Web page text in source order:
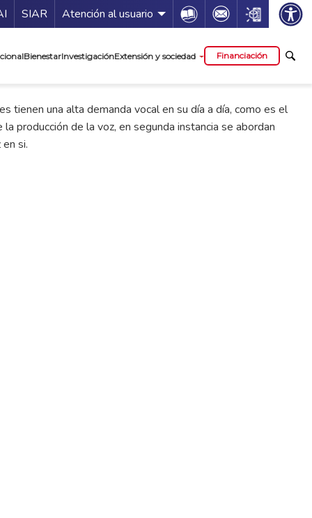
de servicios
SIAR Atención al usuario Icon Icon Icon
BienestarInvestigaciónExtensión y sociedad Financiación
tienen una alta demanda vocal en su día a día, como es el
producción de la voz, en segunda instancia se abordan
si.